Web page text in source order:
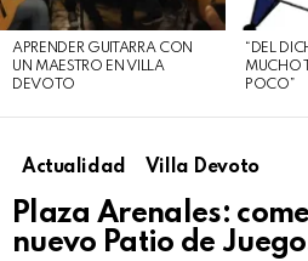
APRENDER GUITARRA CON
UN MAESTRO EN VILLA
DEVOTO
“DEL
MUCHO
POCO”
Actualidad Villa Devoto
Plaza Arenales:
nuevo Patio de